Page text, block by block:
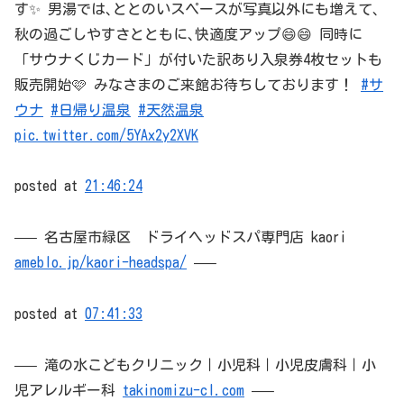
す✨ 男湯では､ととのいスペースが写真以外にも増えて､
秋の過ごしやすさとともに､快適度アップ😄😄 同時に
「サウナくじカード」が付いた訳あり入泉券4枚セットも
販売開始🩷 みなさまのご来館お待ちしております！ #サ
ウナ
#日帰り温泉
#天然温泉
pic.twitter.com/5YAx2y2XVK
posted at 21:46:24
—– 名古屋市緑区 ドライヘッドスパ専門店 kaori
ameblo.jp/kaori-headspa/ —–
posted at 07:41:33
—– 滝の水こどもクリニック｜小児科｜小児皮膚科｜小
児アレルギー科 takinomizu-cl.com —–